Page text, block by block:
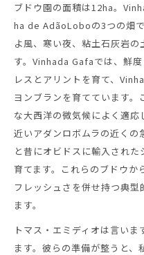
ブドウ園の面積は12ha。
ha de AdãoLoboの3つの畑
よ風、寒い夜、粘土石灰岩
す。Vinhada Gafaでは、鮮
レスとアリントを育て、
ヨンブランを育てています
な大西洋の微気候によく適
近いアダンロボムラの近く
と昔にオビドスに輸入され
育てます。これらのブドウか
フレッシュさを併せ持つ典
ます。
トマス・エミディオは言い
ます。彼らの準備が整うと、